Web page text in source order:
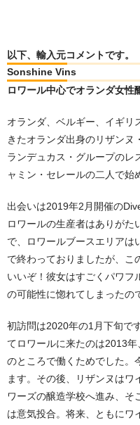
以下、輸入元コメントです。
Sonshine Vins
ロワール中心でオランダ女性
オランダ、ベルギー、イギリ
きたオランダ出身のリザンヌ
ランデュカス・グループのレ
ャミン・セレールの二人で始
出会いは2019年2月開催の
ロワールの生産者はありがた
で、ロワールブースエリアは
で終わっておりましたが、こ
いいぞ！彼女はすごくパワフ
の可能性に惚れてしまったの
初訪問は2020年の1月下旬で
てロワールに来たのは2013
のところで働くためでした。
ます。その後、リザンヌはワ
ワーズの醸造学校へ進み、そ
は意気投合。将来、ともにワ